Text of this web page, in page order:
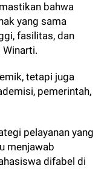
bahwa
yang sama
fasilitas, dan
Winarti.
tetapi juga
pemerintah,
pelayanan yang
menjawab
difabel di